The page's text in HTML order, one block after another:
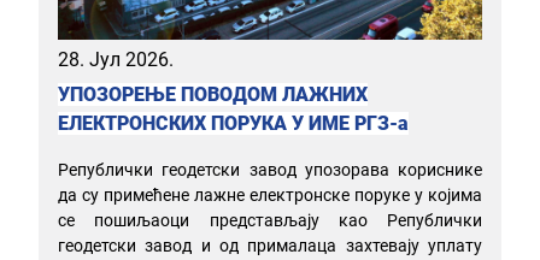
28. Јул 2026.
УПОЗОРЕЊЕ ПОВОДОМ ЛАЖНИХ
ЕЛЕКТРОНСКИХ ПОРУКА У ИМЕ РГЗ-а
Републички геодетски завод упозорава кориснике
да су примећене лажне електронске поруке у којима
се пошиљаоци представљају као Републички
геодетски завод и од прималаца захтевају уплату